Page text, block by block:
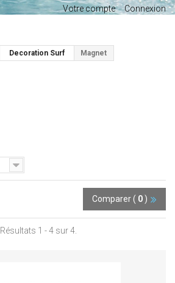
Votre compte Connexion
Decoration Surf Magnet
Comparer ( 0 )
Résultats 1 - 4 sur 4.